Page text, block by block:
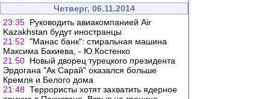
Четверг, 06.11.2014
23:35 Руководить авиакомпанией Air
Kazakhstan будут иностранцы
21:52 "Манас банк": стиральная машина
Максима Бакиева, - Ю.Костенко
21:50 Новый дворец турецкого президента
Эрдогана "Ак Сарай" оказался больше
Кремля и Белого дома
21:48 Террористы хотят захватить ядерное